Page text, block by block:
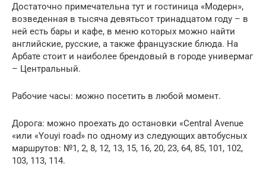
Достаточно примечательна тут и гостиница «Модерн»,
возведенная в тысяча девятьсот тринадцатом году – в
ней есть бары и кафе, в меню которых можно найти
английские, русские, а также французские блюда. На
Арбате стоит и наиболее брендовый в городе универмаг
– Центральный.
Рабочие часы: можно посетить в любой момент.
Дорога: можно проехать до остановки «Central Avenue
«или «Youyi road» по одному из следующих автобусных
маршрутов: №1, 2, 8, 12, 13, 15, 16, 20, 23, 64, 85, 101, 102,
103, 113, 114.